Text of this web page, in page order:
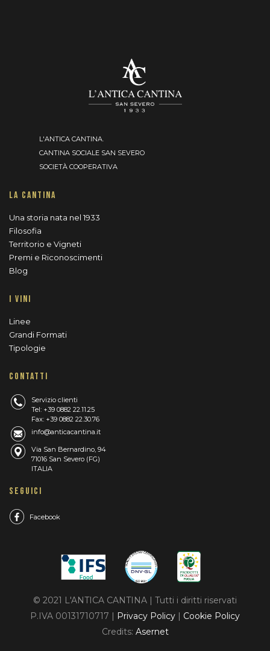
L'ANTICA CANTINA.
CANTINA SOCIALE SAN SEVERO
SOCIETÀ COOPERATIVA
LA CANTINA
Una storia nata nel 1933
Filosofia
Territorio e Vigneti
Premi e Riconoscimenti
Blog
I VINI
Linee
Grandi Formati
Tipologie
CONTATTI
Servizio clienti
Tel: +39 0882 22.11.25
Fax: +39 0882 22.30.76
info@anticacantina.it
Via San Bernardino, 94
71016 San Severo (FG)
ITALIA
SEGUICI
Facebook
© 2021 L'ANTICA CANTINA | Tutti i diritti riservati
P.IVA 00131710717 | Privacy Policy | Cookie Policy
Credits: Asernet